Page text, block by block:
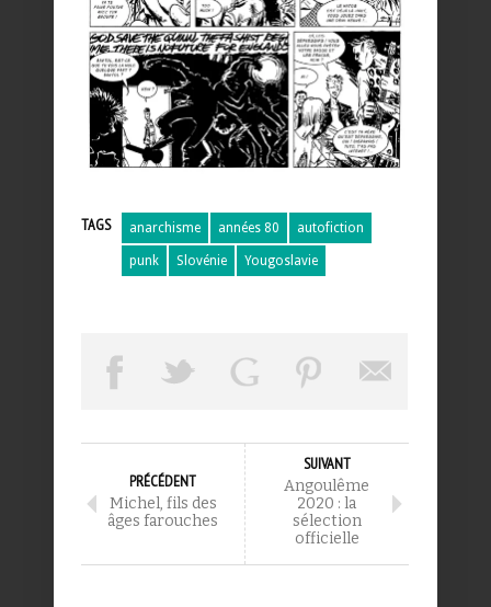
TAGS anarchisme années 80 autofiction
punk Slovénie Yougoslavie
PRÉCÉDENT
Michel, fils des
âges farouches
SUIVANT
Angoulême
2020 : la
sélection
officielle